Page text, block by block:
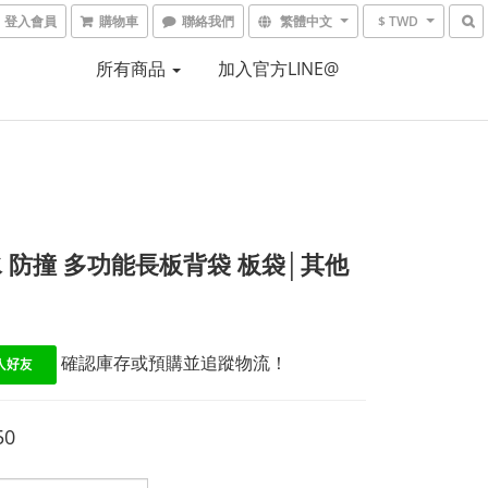
登入會員 購物車 聯絡我們 繁體中文 $ TWD
所有商品 加入官方LINE@
防撞 多功能長板背袋 板袋│其他
確認庫存或預購並追蹤物流！